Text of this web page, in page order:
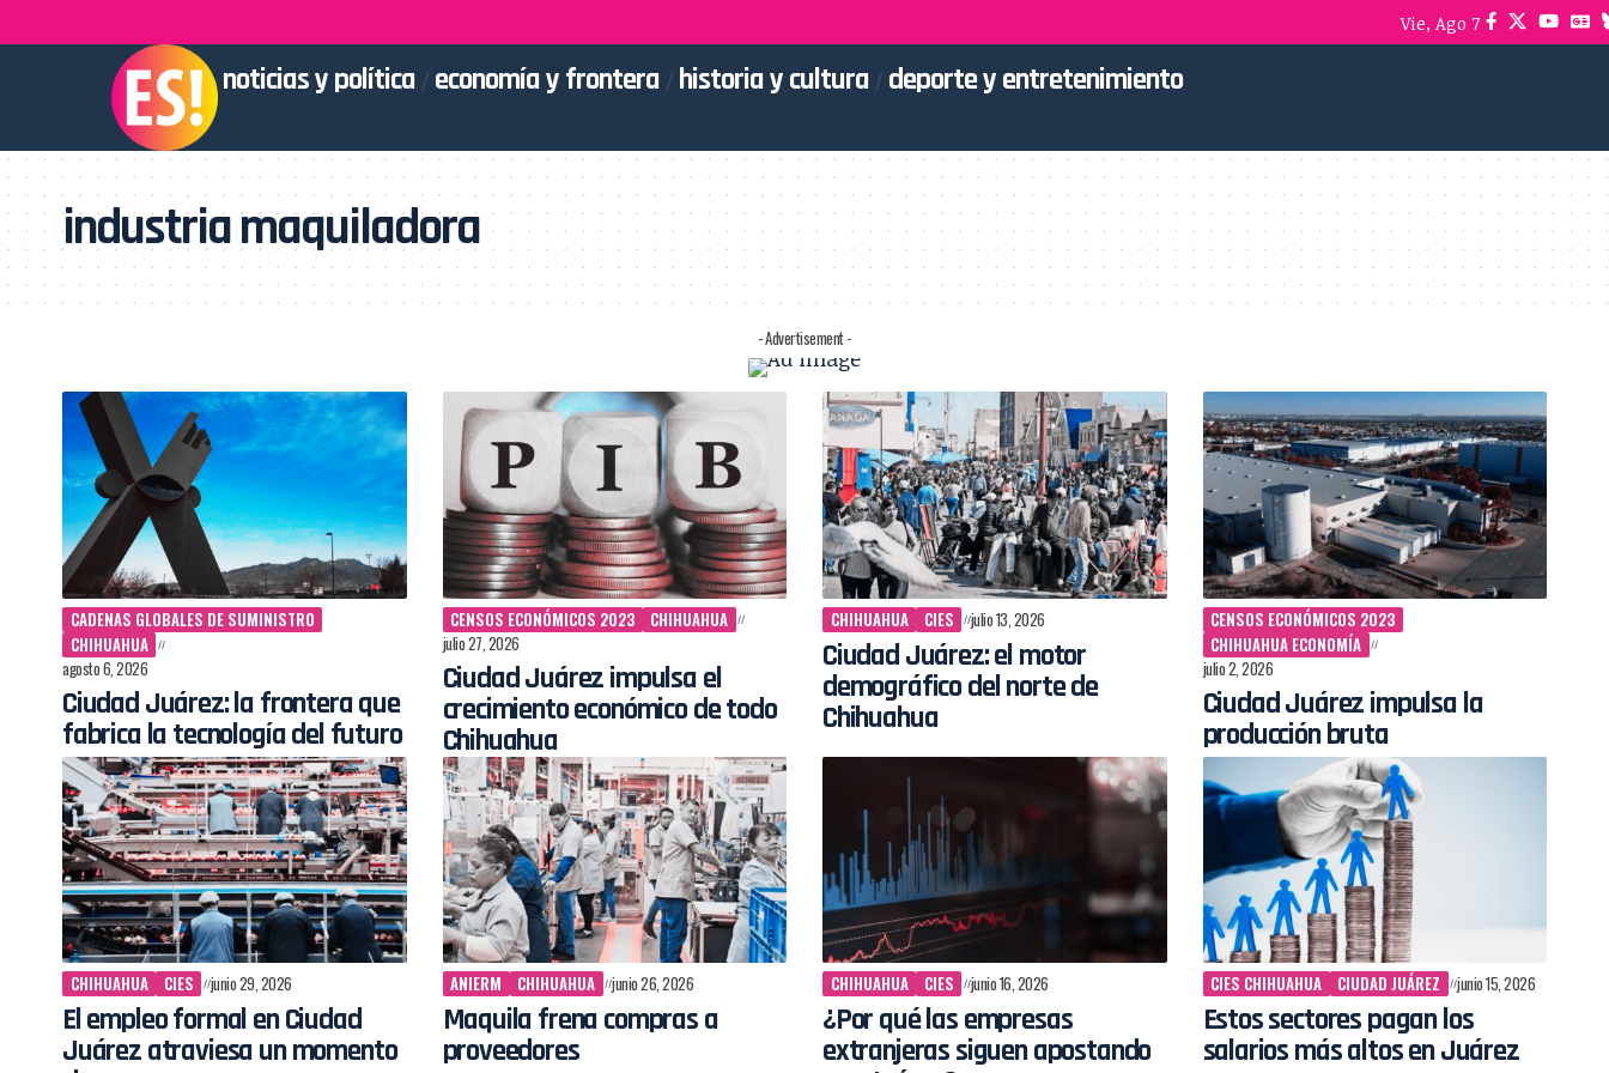
Vie, Ago 7
noticias y política economía y frontera historia y cultura deporte y entretenimiento
industria maquiladora
- Advertisement -
CADENAS GLOBALES DE SUMINISTRO
CHIHUAHUA
agosto 6, 2026
Ciudad Juárez: la frontera que
fabrica la tecnología del futuro
CENSOS ECONÓMICOS 2023
CHIHUAHUA
julio 27, 2026
Ciudad Juárez impulsa el
crecimiento económico de todo
Chihuahua
CHIHUAHUA CIES julio 13, 2026
Ciudad Juárez: el motor
demográfico del norte de
Chihuahua
CENSOS ECONÓMICOS 2023
CHIHUAHUA ECONOMÍA
julio 2, 2026
Ciudad Juárez impulsa la
producción bruta
CHIHUAHUA CIES junio 29, 2026
El empleo formal en Ciudad
Juárez atraviesa un momento
ANIERM CHIHUAHUA junio 26, 2026
Maquila frena compras a
proveedores
CHIHUAHUA CIES junio 16, 2026
¿Por qué las empresas
extranjeras siguen apostando
CIES CHIHUAHUA CIUDAD JUÁREZ junio 15, 2026
Estos sectores pagan los
salarios más altos en Juárez